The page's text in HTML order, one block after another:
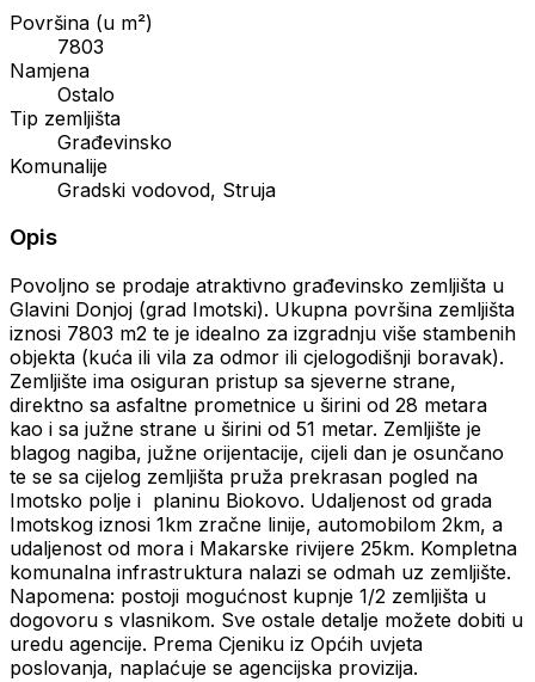
Površina (u m²)
7803
Namjena
Ostalo
Tip zemljišta
Građevinsko
Komunalije
Gradski vodovod, Struja
Opis
Povoljno se prodaje atraktivno građevinsko zemljišta u
Glavini Donjoj (grad Imotski). Ukupna površina zemljišta
iznosi 7803 m2 te je idealno za izgradnju više stambenih
objekta (kuća ili vila za odmor ili cjelogodišnji boravak).
Zemljište ima osiguran pristup sa sjeverne strane,
direktno sa asfaltne prometnice u širini od 28 metara
kao i sa južne strane u širini od 51 metar. Zemljište je
blagog nagiba, južne orijentacije, cijeli dan je osunčano
te se sa cijelog zemljišta pruža prekrasan pogled na
Imotsko polje i planinu Biokovo. Udaljenost od grada
Imotskog iznosi 1km zračne linije, automobilom 2km, a
udaljenost od mora i Makarske rivijere 25km. Kompletna
komunalna infrastruktura nalazi se odmah uz zemljište.
Napomena: postoji mogućnost kupnje 1/2 zemljišta u
dogovoru s vlasnikom. Sve ostale detalje možete dobiti u
uredu agencije. Prema Cjeniku iz Općih uvjeta
poslovanja, naplaćuje se agencijska provizija.